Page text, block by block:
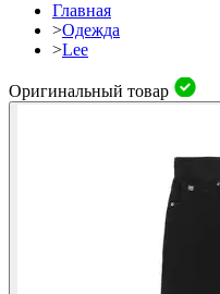
Главная
>Одежда
>Lee
Оригинальный товар